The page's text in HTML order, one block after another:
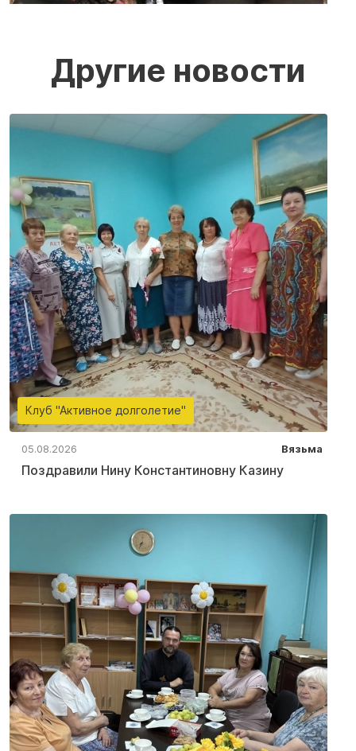
Другие новости
Клуб "Активное долголетие"
05.08.2026 Вязьма
Поздравили Нину Константиновну Казину